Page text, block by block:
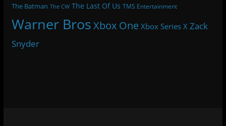
The Batman The CW The Last Of Us TMS Entertainment
Warner BrosXbox One Xbox Series X Zack
Snyder